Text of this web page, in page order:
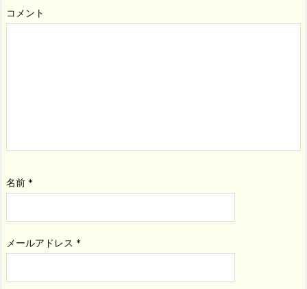
コメント
名前 *
メールアドレス *